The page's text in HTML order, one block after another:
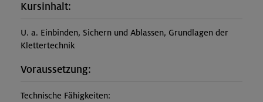
Kursinhalt:
U. a. Einbinden, Sichern und Ablassen, Grundlagen der
Klettertechnik
Voraussetzung:
Technische Fähigkeiten: